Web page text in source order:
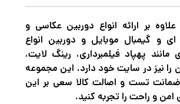
علاوه بر ارائه انواع دوربین عکاسی و
ای و گیمبال موبایل و دوربین انواع
پهپاد فیلمبرداری، رینگ لایت،
را نیز در سایت خود دارد. این مجموعه
ضمانت تست و اصالت کالا سعی بر این
امن و راحت را تجربه کنید.